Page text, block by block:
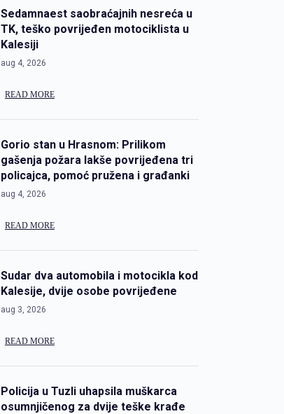
Sedamnaest saobraćajnih nesreća u
TK, teško povrijeđen motociklista u
Kalesiji
aug 4, 2026
READ MORE
Gorio stan u Hrasnom: Prilikom
gašenja požara lakše povrijeđena tri
policajca, pomoć pružena i građanki
aug 4, 2026
READ MORE
Sudar dva automobila i motocikla kod
Kalesije, dvije osobe povrijeđene
aug 3, 2026
READ MORE
Policija u Tuzli uhapsila muškarca
osumnjičenog za dvije teške krađe